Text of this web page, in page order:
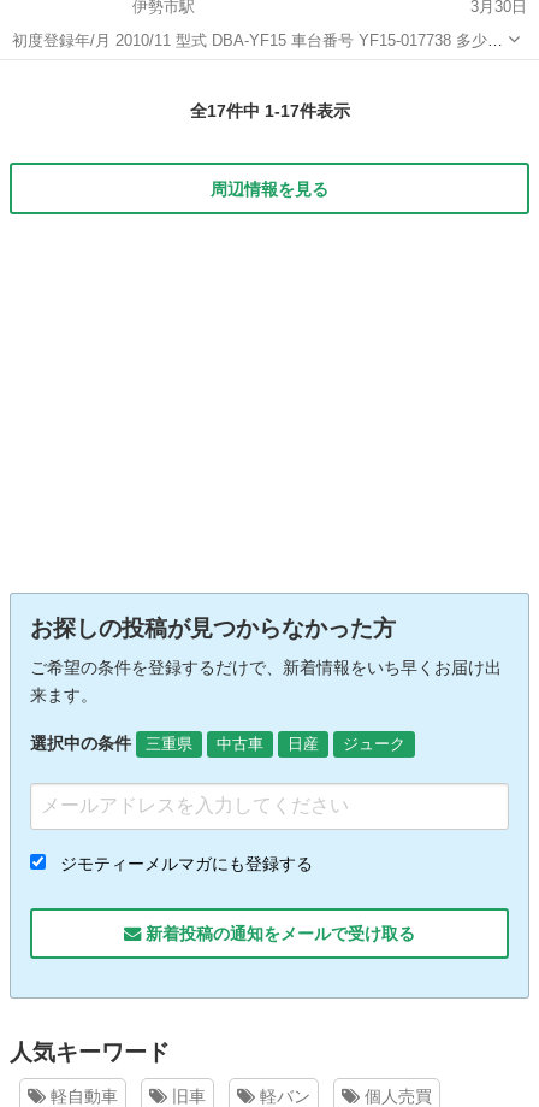
伊勢市駅
3月30日
初度登録年/月 2010/11 型式 DBA-YF15 車台番号 YF15-017738 多少の
使用感はありますが、美品です。 中古車ですので、購入前には状態を
全17件中 1-17件表示
周辺情報を見る
お探しの投稿が見つからなかった方
ご希望の条件を登録するだけで、新着情報をいち早くお届け出
来ます。
選択中の条件 三重県 中古車 日産 ジューク
ジモティーメルマガにも登録する
新着投稿の通知をメールで受け取る
人気キーワード
軽自動車 旧車 軽バン 個人売買